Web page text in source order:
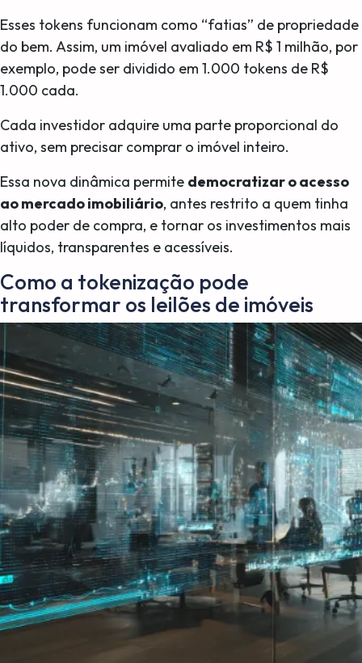
Esses tokens funcionam como “fatias” de propriedade
do bem. Assim, um imóvel avaliado em R$ 1 milhão, por
exemplo, pode ser dividido em 1.000 tokens de R$
1.000 cada.
Cada investidor adquire uma parte proporcional do
ativo, sem precisar comprar o imóvel inteiro.
Essa nova dinâmica permite democratizar o acesso
ao mercado imobiliário, antes restrito a quem tinha
alto poder de compra, e tornar os investimentos mais
líquidos, transparentes e acessíveis.
Como a tokenização pode
transformar os leilões de imóveis